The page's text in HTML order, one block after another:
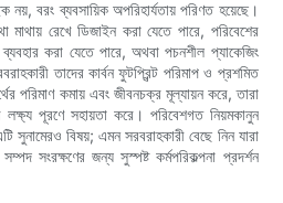
বরং ব্যবসায়িক অপরিহার্যতায় পরিণত হয়েছে।
মাথায় রেখে ডিজাইন করা যেতে পারে, পরিবেশের
করা যেতে পারে, অথবা পচনশীল প্যাকেজিং
তাদের কার্বন ফুটপ্রিন্ট পরিমাপ ও প্রশমিত
পরিমাণ কমায় এবং জীবনচক্র মূল্যায়ন করে, তারা
পূরণে সহায়তা করে। পরিবেশগত নিয়মকানুন
সুনামেরও বিষয়; এমন সরবরাহকারী বেছে নিন যারা
সংরক্ষণের জন্য সুস্পষ্ট কর্মপরিকল্পনা প্রদর্শন